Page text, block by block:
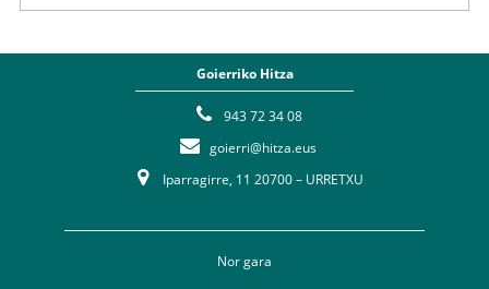
Goierriko Hitza
943 72 34 08
goierri@hitza.eus
Iparragirre, 11 20700 – URRETXU
Nor gara